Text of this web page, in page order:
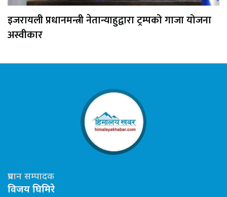
इजरायली प्रधानमन्त्री नेतान्याहुद्वारा ट्रम्पको गाजा योजना
अस्वीकार
प्रधान सम्पादक
विजय घिमिरे